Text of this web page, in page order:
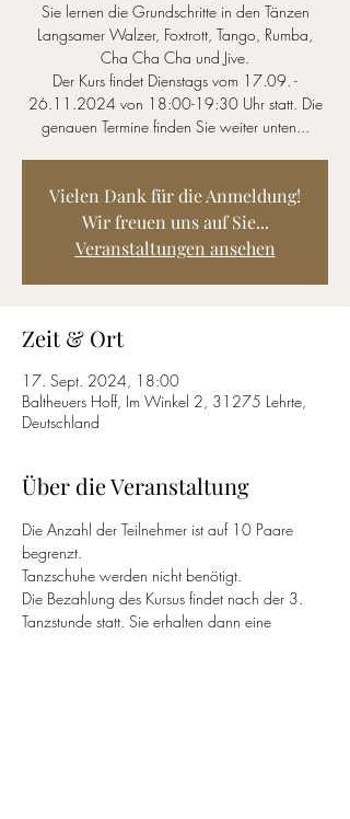
Sie lernen die Grundschritte in den Tänzen
Langsamer Walzer, Foxtrott, Tango, Rumba,
Cha Cha Cha und Jive.
Der Kurs findet Dienstags vom 17.09. -
26.11.2024 von 18:00-19:30 Uhr statt. Die
genauen Termine finden Sie weiter unten...
Vielen Dank für die Anmeldung!
Wir freuen uns auf Sie...
Veranstaltungen ansehen
Zeit & Ort
17. Sept. 2024, 18:00
Baltheuers Hoff, Im Winkel 2, 31275 Lehrte,
Deutschland
Über die Veranstaltung
Die Anzahl der Teilnehmer ist auf 10 Paare
begrenzt.
Tanzschuhe werden nicht benötigt.
Die Bezahlung des Kursus findet nach der 3.
Tanzstunde statt. Sie erhalten dann eine